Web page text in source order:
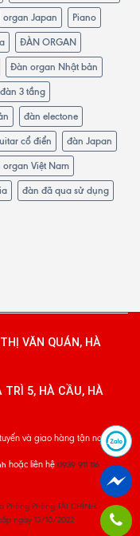
organ Japan Piano
ĐÀN ORGAN
Đàn organ Nhật bản
đàn 3 tầng
đàn electone
cổ điển đàn Japan
organ Việt Nam
đàn đã qua sử dụng
VĂN QUÁN, HÀ
TRÌ 5, HÀ CẦU, HÀ
và giao hàng tận nơi
hoặc liên hệ 0939 911 116
Phòng Phòng TÀI CHÍNH -
ngày 13/10/2022